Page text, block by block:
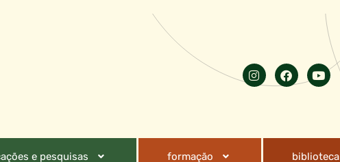
e pesquisas formação biblioteca